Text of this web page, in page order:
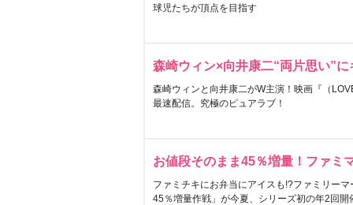
球児たちが頂点を目指す
森崎ウィン×向井康二“両片思い”
森崎ウィンと向井康二がW主演！映画『（
最速配信。究極のピュアラブ！
お値段そのまま45％増量！ファミ
ファミチキにお弁当にアイスも!?ファミリー
45％増量作戦」が今夏、シリーズ初の年2回開